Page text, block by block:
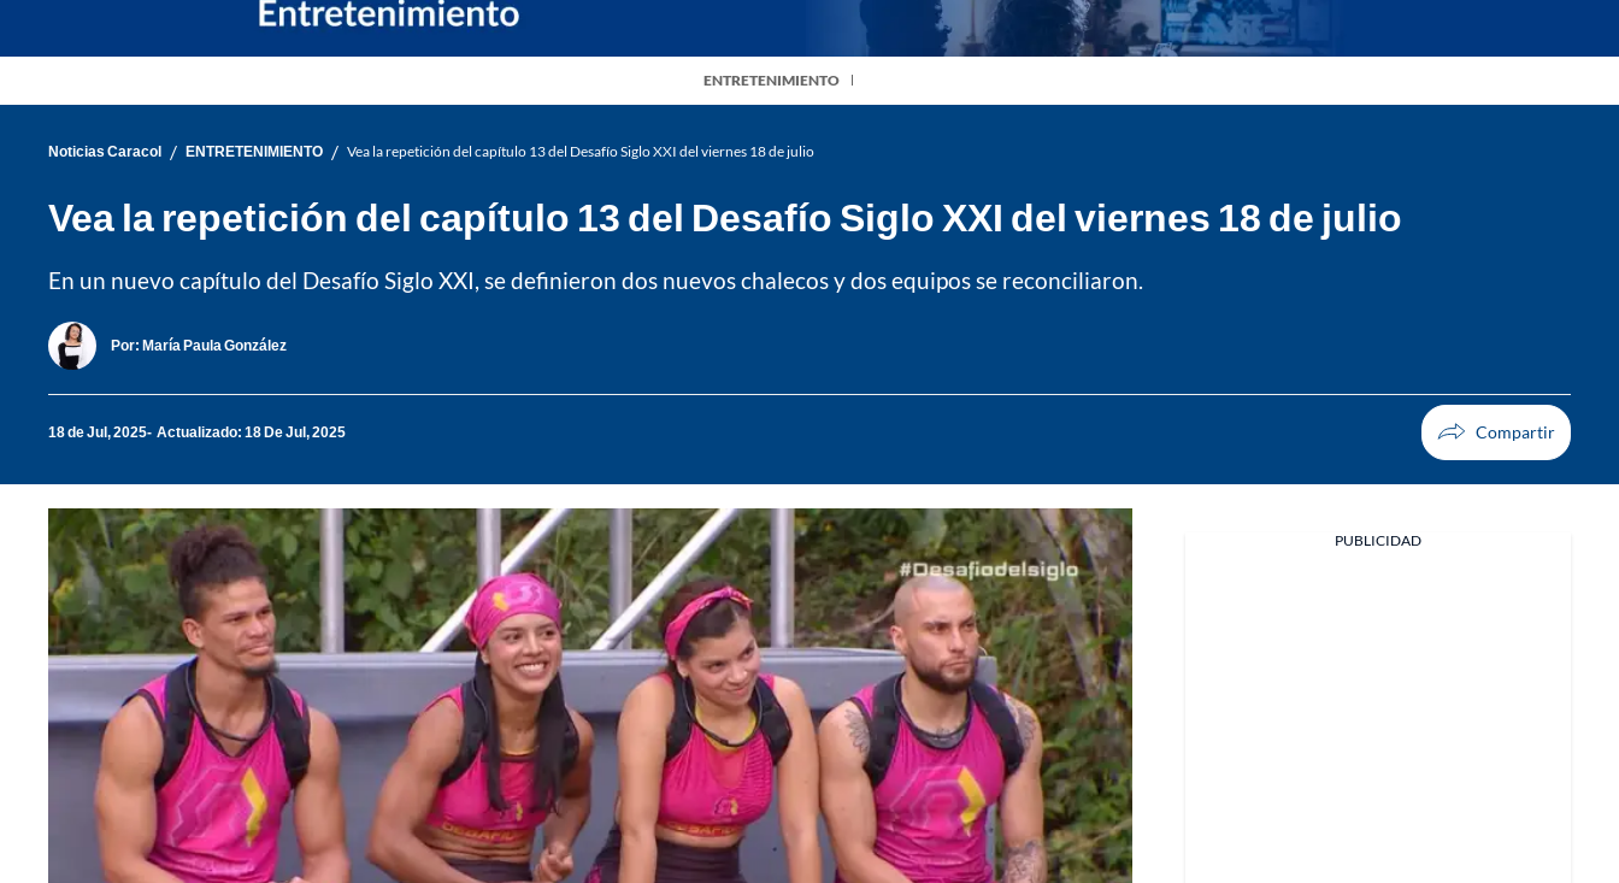
ENTRETENIMIENTO
Noticias Caracol / ENTRETENIMIENTO / Vea la repetición del capítulo 13 del Desafío Siglo XXI del viernes 18 de julio
Vea la repetición del capítulo 13 del Desafío Siglo XXI del viernes 18 de julio
En un nuevo capítulo del Desafío Siglo XXI, se definieron dos nuevos chalecos y dos equipos se reconciliaron.
Por: María Paula González
18 de Jul, 2025 Actualizado: 18 De Jul, 2025
PUBLICIDAD